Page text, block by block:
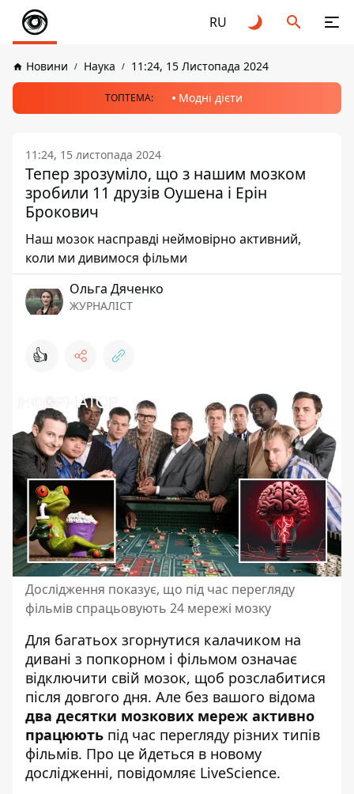
RU
Новини Наука 11:24, 15 Листопада 2024
ТОПТЕМА: Модні дієти
11:24, 15 листопада 2024
Тепер зрозуміло, що з нашим мозком
зробили 11 друзів Оушена і Ерін
Брокович
Наш мозок насправді неймовірно активний,
коли ми дивимося фільми
Ольга Дяченко
ЖУРНАЛІСТ
👍
Дослідження показує, що під час перегляду
фільмів спрацьовують 24 мережі мозку
Для багатьох згорнутися калачиком на
дивані з попкорном і фільмом означає
відключити свій мозок, щоб розслабитися
після довгого дня. Але без вашого відома
два десятки мозкових мереж активно
працюють під час перегляду різних типів
фільмів. Про це йдеться в новому
дослідженні, повідомляє LiveScience.